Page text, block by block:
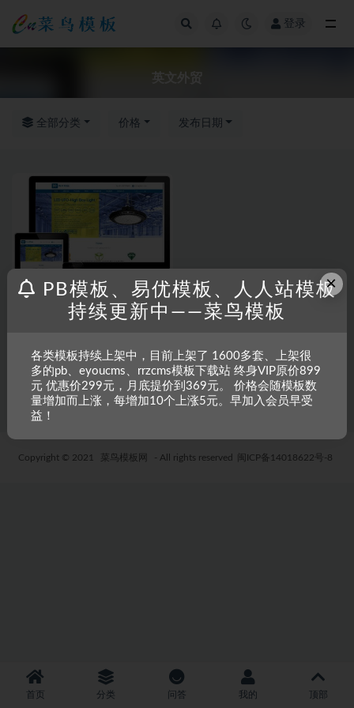
登录
英文外贸
全部分类 价格 发布日期
RRZCMS模板
5 年前 26 19.9
Copyright © 2021 菜鸟模板网 - All rights reserved 闽ICP备14018622号-8
首页 分类 问答 我的 顶部
×
PB模板、易优模板、人人站模板
持续更新中——菜鸟模板
各类模板持续上架中，目前上架了 1600多套、上架很
多的pb、eyoucms、rrzcms模板下载站 终身VIP原价899
元 优惠价299元，月底提价到369元。 价格会随模板数
量增加而上涨，每增加10个上涨5元。早加入会员早受
益！